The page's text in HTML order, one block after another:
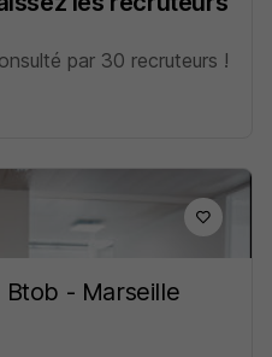
par 30 recruteurs !
- Marseille